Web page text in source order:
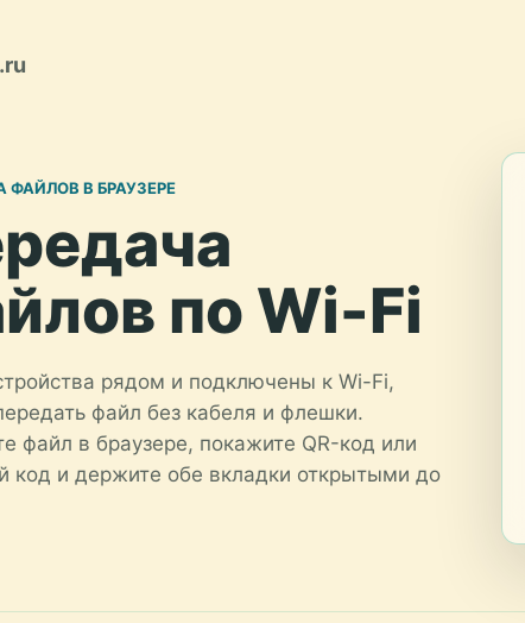
.ru
ФАЙЛОВ В БРАУЗЕРЕ
по Wi-Fi
рядом и подключены к Wi-Fi,
файл без кабеля и флешки.
файл в браузере, покажите QR-код или
код и держите обе вкладки открытыми до